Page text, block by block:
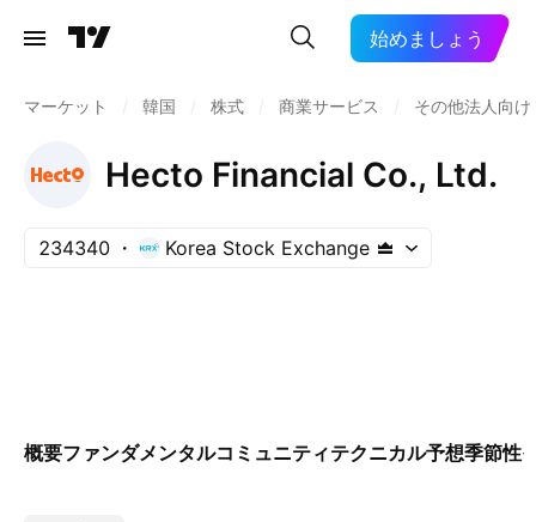
始めましょう
マーケット 韓国 株式 商業サービス その他法人向
Hecto Financial Co., Ltd.
234340 Korea Stock Exchange
概要ファンダメンタルコミュニティテクニカル予想季節性